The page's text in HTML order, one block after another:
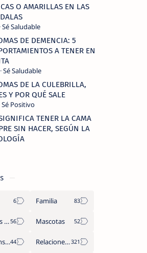
…
O AMARILLAS EN LAS
DE DEMENCIA: 5
A TENER EN
DE LA CULEBRILLA,
Y POR QUÉ SALE
TENER LA CAMA
SIN HACER, SEGÚN LA
Familia
Maravillas del Mundo Mascotas
Mundo Insólito Relaciones de Parejas